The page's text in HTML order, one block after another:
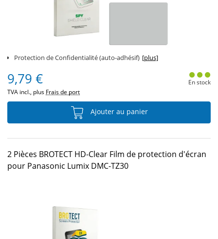
Protection de Confidentialité (auto-adhésif) [plus]
9,79 €
TVA incl., plus Frais de port
En stock
Ajouter au panier
2 Pièces BROTECT HD-Clear Film de protection d'écran
pour Panasonic Lumix DMC-TZ30